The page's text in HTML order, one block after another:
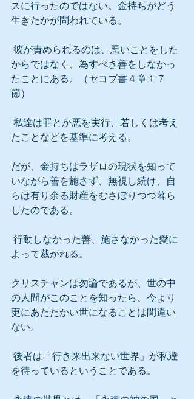
スに行ったのではない。金持ちがどう
生きたかが問われている。
からではなく、為すべき善をしなかっ
たことにある。（ヤコブ書４章１７
節）
たことなどを基準に考える。
だが、金持ちはラザロの現状を知って
いながら善を施さず、無視し続け、自
らは有り余る財産をむさぼりつつ暮ら
したのである。
よって裁かれる。
クリスチャンは勿論であるが、世の中
の人間がこのことを知ったら、今より
更にあたたかい世になることは間違い
ない。
を待っているということである。